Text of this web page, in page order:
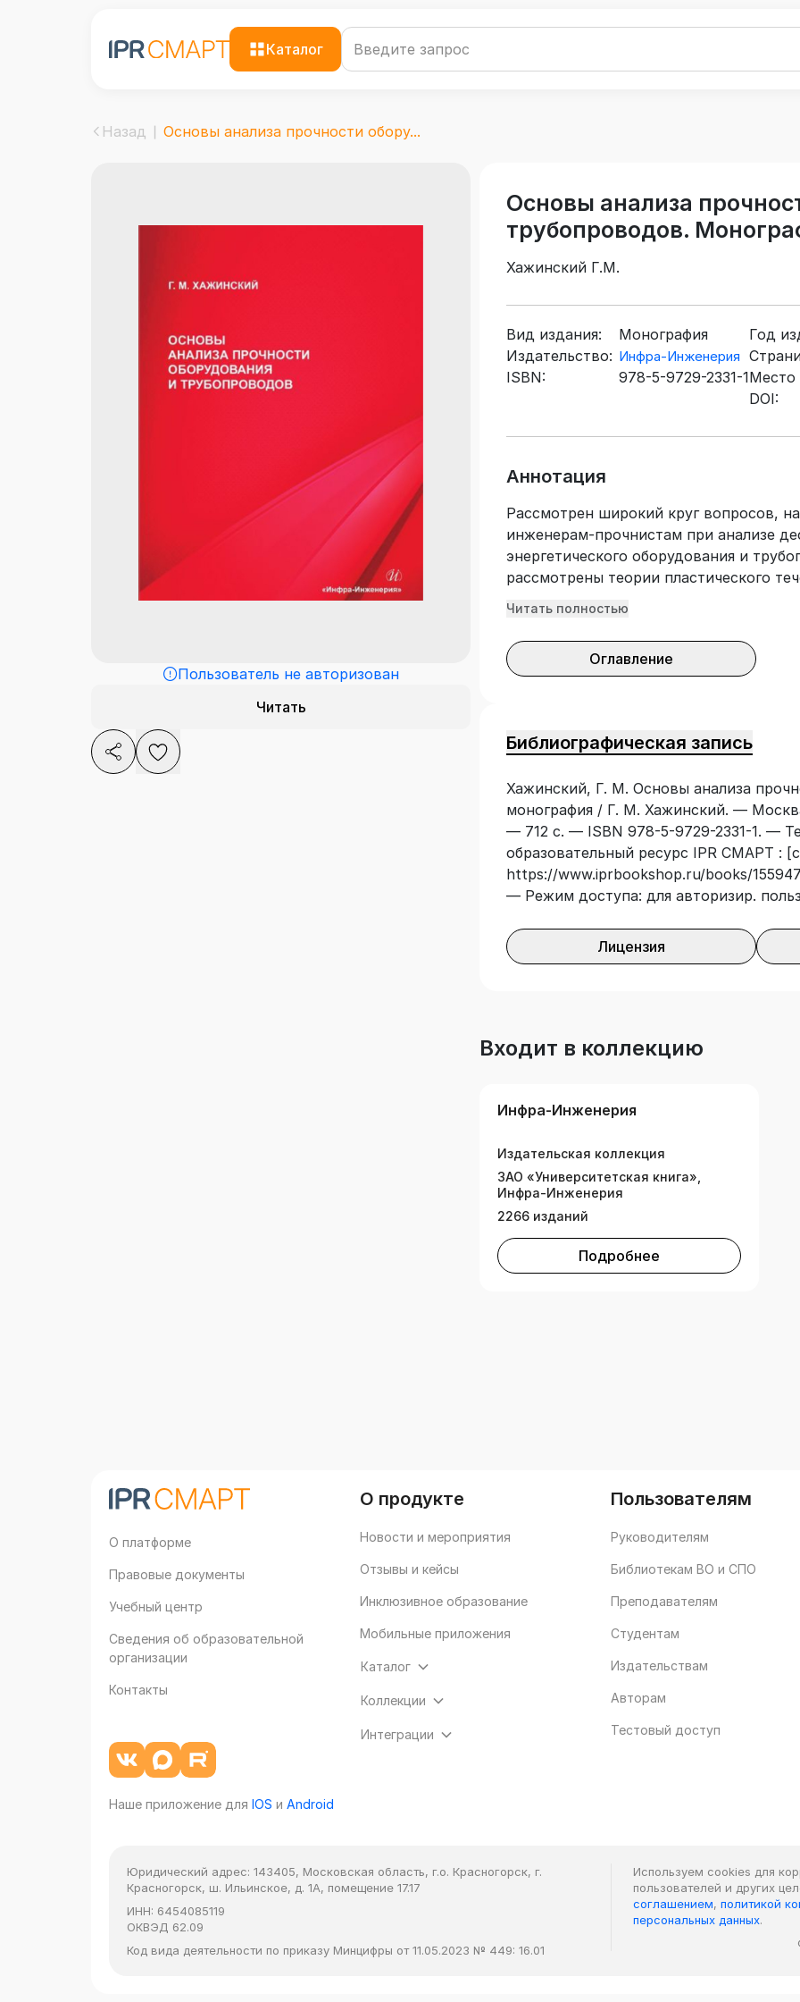
Каталог
Назад Основы анализа прочности обору...
Пользователь не авторизован
Читать
Основы анализа
трубопроводов.
Хажинский Г.М.
Вид издания:
Монография
Издательство: Инфра-Инженерия
ISBN: 978-5-9729-2331-1
Год
Место
DOI:
Аннотация
Рассмотрен широкий круг вопросов,
инженерам-прочнистам при анализе
энергетического оборудования и
рассмотрены теории пластического
видах нагружения, включая
ползучести. Во второй части
и коррозия металлов на основе теории
концентрации и интенсивности
определения прочности компонентов
учетом эффектов ратчетинга и
специалистов по прочности
использоваться в качестве учебного
«Механика деформируемого твердого
машин».
Читать полностью
Оглавление
Библиографическая запись
Хажинский, Г. М. Основы анализа
монография / Г. М. Хажинский. —
— 712 с. — ISBN 978-5-9729-2331-1. —
образовательный ресурс IPR СМАРТ :
https://www.iprbookshop.ru/books/
— Режим доступа: для авторизир.
Лицензия
Входит в коллекцию
Инфра-Инженерия
Издательская коллекция
ЗАО «Университетская книга»,
Инфра-Инженерия
2266 изданий
Подробнее
О платформе
Правовые документы
Учебный центр
Сведения об образовательной
организации
Контакты
Наше приложение для IOS и Android
О продукте
Новости и мероприятия
Отзывы и кейсы
Инклюзивное образование
Мобильные приложения
Каталог
Коллекции
Интеграции
Пользователям
Руководителям
Библиотекам ВО и СПО
Преподавателям
Студентам
Издательствам
Авторам
Тестовый доступ
Юридический адрес: 143405, Московская область, г.о. Красногорск, г.
Красногорск, ш. Ильинское, д. 1А, помещение 17.17
ИНН: 6454085119
ОКВЭД 62.09
Код вида деятельности по приказу Минцифры от 11.05.2023 № 449: 16.01
Используем cookies для
пользователей и других
соглашением, политикой
персональных данных.